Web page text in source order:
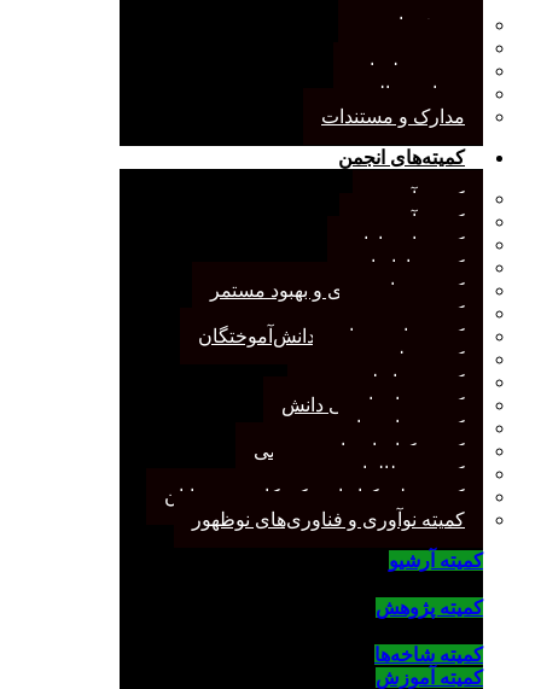
معرفی انجمن
صورت‌جلسات
همیاری مالی
مدارک و مستندات
کمیته‌های انجمن
کمیته آرشیو
کمیته آموزش
کمیته انتشارات
کمیته بازاریابی
کمیته برنامه‌ریزی و بهبود مستمر
کمیته پژوهش
کمیته دانشجویان و دانش‌آموختگان
کمیته علم سنجی
کمیته روابط عمومی
کمیته سازماندهی دانش
کمیته شاخه‌ها
کمیته کتابخانه‌های تخصصی
کمیته مطالعات صنفی
کمیته ملی کتابداری کودکان و نوجوانان
کمیته نوآوری و فناوری‌های نوظهور
کمیته آرشیو
کمیته پژوهش
کمیته شاخه‌ها
کمیته آموزش